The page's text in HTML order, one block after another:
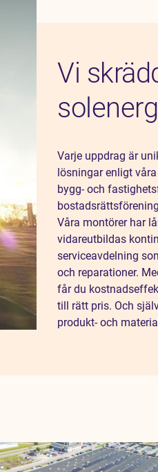
Vi
Varje uppdrag är
lösningar enligt
bygg- och
Våra montörer har
vidareutbildas
serviceavdelning
och reparationer.
får du
till rätt pris. Och
produkt- och